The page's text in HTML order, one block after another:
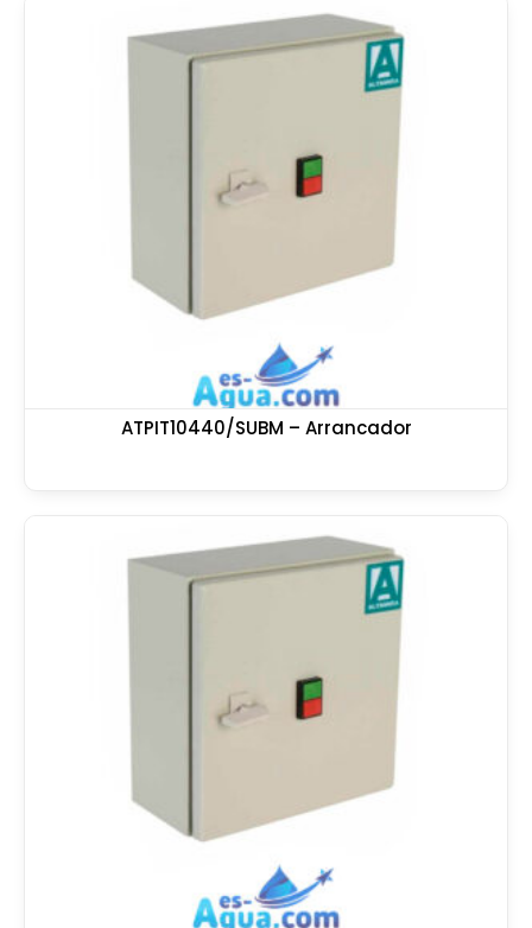
ATPIT10440/SUBM – Arrancador